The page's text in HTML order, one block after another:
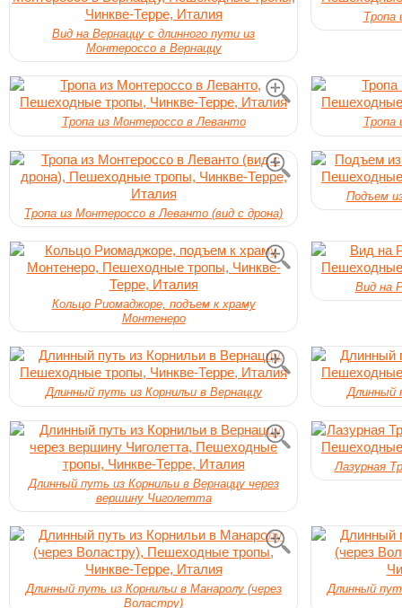
Вид на Вернаццу с длинного пути из
Монтероссо в Вернаццу
Тропа
Тропа из Монтероссо в Леванто Тропа
Тропа из Монтероссо в Леванто (вид с дрона)
Подъем
Кольцо Риомаджоре, подъем к храму
Монтенеро
Вид на
Длинный путь из Корнильи в Вернаццу Длинный
Длинный путь из Корнильи в Вернаццу через
вершину Чиголетта
Лазурная
Длинный путь из Корнильи в Манаролу (через
Воластру)
Длинный